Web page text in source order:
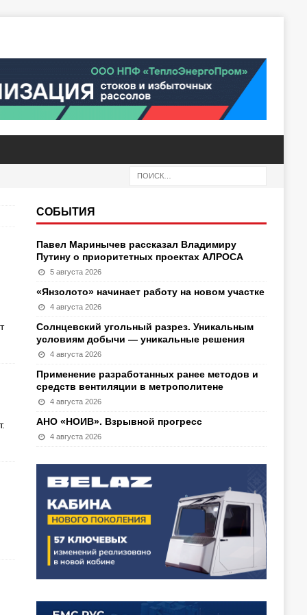
СОБЫТИЯ
Павел Маринычев рассказал Владимиру
Путину о приоритетных проектах АЛРОСА
5 августа 2026
«Янзолото» начинает работу на новом участке
4 августа 2026
Солнцевский угольный разрез. Уникальным
условиям добычи — уникальные решения
4 августа 2026
Применение разработанных ранее методов и
средств вентиляции в метрополитене
4 августа 2026
АНО «НОИВ». Взрывной прогресс
4 августа 2026